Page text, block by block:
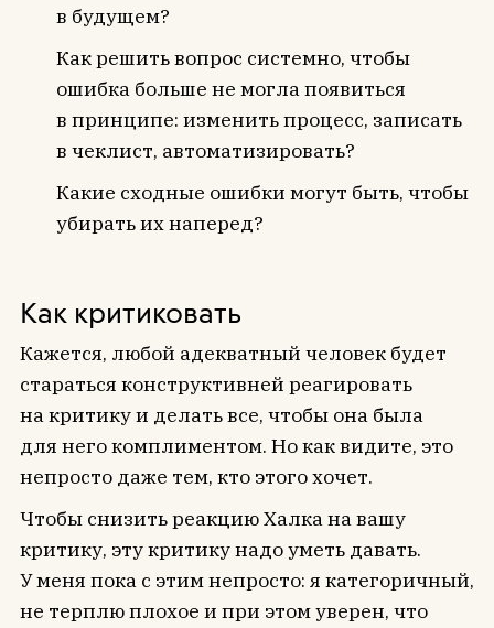
в будущем?
Как решить вопрос системно, чтобы
ошибка больше не могла появиться
в принципе: изменить процесс, записать
в чеклист, автоматизировать?
Какие сходные ошибки могут быть, чтобы
убирать их наперед?
Как критиковать
Кажется, любой адекватный человек будет
стараться конструктивней реагировать
на критику и делать все, чтобы она была
для него комплиментом. Но как видите, это
непросто даже тем, кто этого хочет.
Чтобы снизить реакцию Халка на вашу
критику, эту критику надо уметь давать.
У меня пока с этим непросто: я категоричный,
не терплю плохое и при этом уверен, что